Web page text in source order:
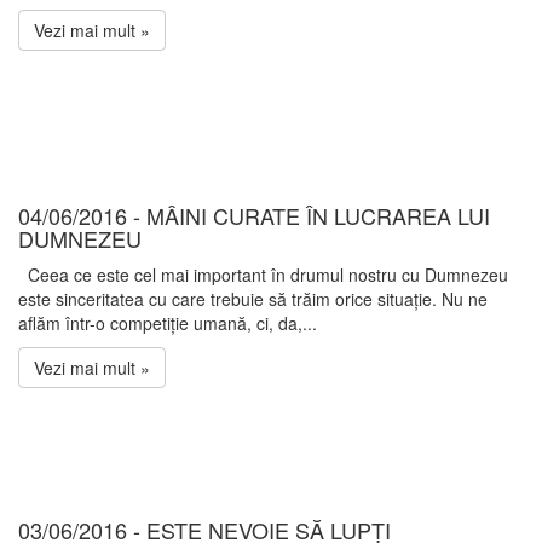
Vezi mai mult »
04/06/2016 - MÂINI CURATE ÎN LUCRAREA LUI
DUMNEZEU
Ceea ce este cel mai important în drumul nostru cu Dumnezeu
este sinceritatea cu care trebuie să trăim orice situație. Nu ne
aflăm într-o competiție umană, ci, da,...
Vezi mai mult »
03/06/2016 - ESTE NEVOIE SĂ LUPȚI